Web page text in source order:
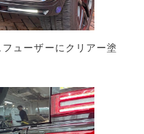
ューザーにクリアー塗